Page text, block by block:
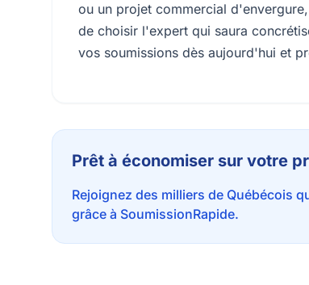
ou un projet commercial
de choisir l'expert qui saura
vos soumissions dès aujourd'hui et
Prêt à économiser sur votre
Rejoignez des milliers de Québécois
grâce à SoumissionRapide.